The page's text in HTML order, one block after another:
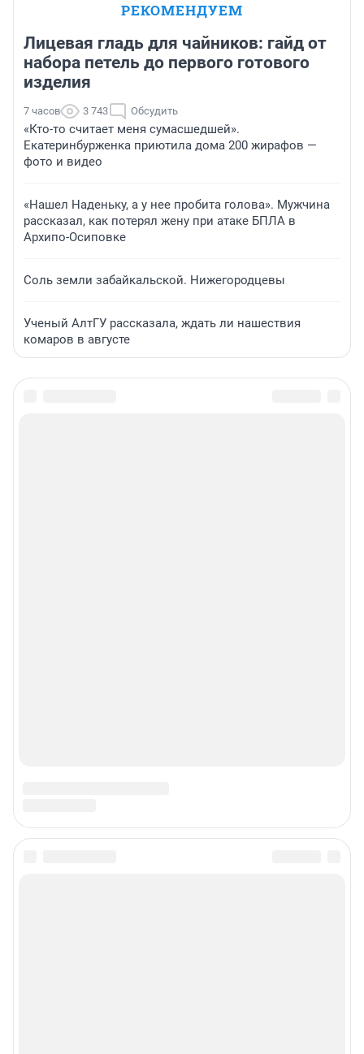
РЕКОМЕНДУЕМ
Лицевая гладь для чайников: гайд от
набора петель до первого готового
изделия
7 часов 3 743 Обсудить
«Кто-то считает меня сумасшедшей».
Екатеринбурженка приютила дома 200 жирафов —
фото и видео
«Нашел Наденьку, а у нее пробита голова». Мужчина
рассказал, как потерял жену при атаке БПЛА в
Архипо-Осиповке
Соль земли забайкальской. Нижегородцевы
Ученый АлтГУ рассказала, ждать ли нашествия
комаров в августе